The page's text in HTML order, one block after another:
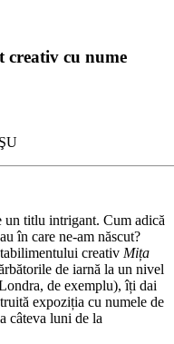
creativ cu nume
un titlu intrigant. Cum adică
în care ne-am născut?
creativMița
de iarnă la un nivel
de exemplu), îți dai
expoziția cu numele de
câteva luni de la